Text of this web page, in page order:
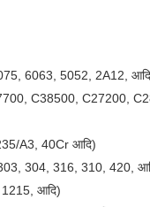
6063, 5052, 2A12,
C38500, C27200,
A3, 40Cr आदि)
304, 316, 310, 420,
आदि)